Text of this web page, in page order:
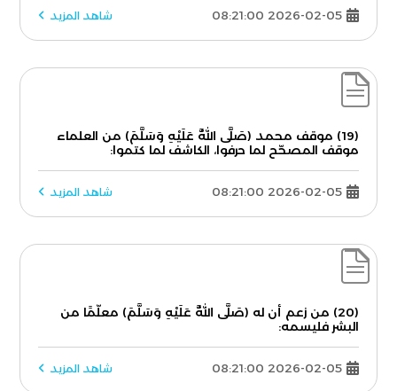
2026-02-05 08:21:00 شاهد المزيد
(19) موقف محمد (صَلَّى اللَّهُ عَلَيْهِ وَسَلَّمَ) من العلماء
موقف المصحّح لما حرفوا، الكاشف لما كتموا:
2026-02-05 08:21:00 شاهد المزيد
(20) من زعم أن له (صَلَّى اللَّهُ عَلَيْهِ وَسَلَّمَ) معلّمًا من
البشر فليسمه:
2026-02-05 08:21:00 شاهد المزيد